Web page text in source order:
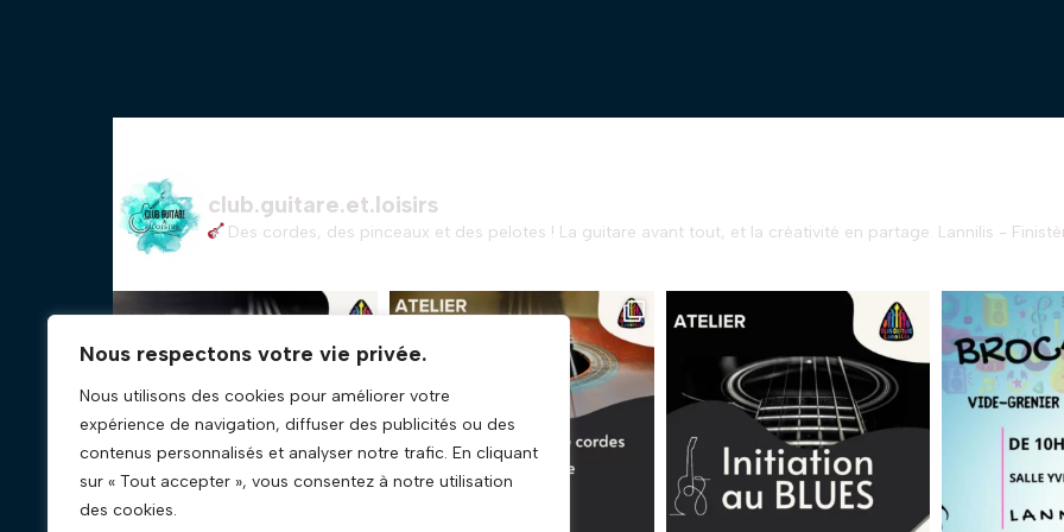
Nous respectons votre vie privée.
Nous utilisons des cookies pour améliorer votre
expérience de navigation, diffuser des publicités ou des
contenus personnalisés et analyser notre trafic. En cliquant
sur « Tout accepter », vous consentez à notre utilisation
des cookies.
club.guitare.et.loisirs
Des cordes, des pinceaux et des pelotes ! La guitare avant tout, et la créativité en partage. Lannilis -